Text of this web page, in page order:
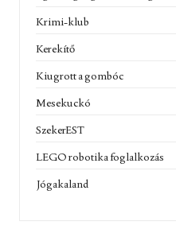
Krimi-klub
Kerekítő
Kiugrott a gombóc
Mesekuckó
SzekerEST
LEGO robotika foglalkozás
Jógakaland